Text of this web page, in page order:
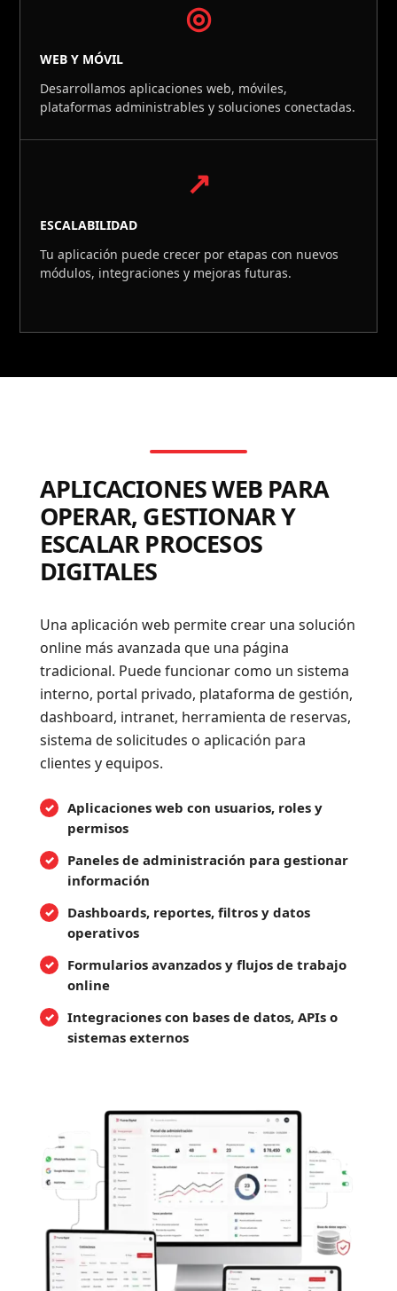
◎
WEB Y MÓVIL
Desarrollamos aplicaciones web, móviles,
plataformas administrables y soluciones conectadas.
↗
ESCALABILIDAD
Tu aplicación puede crecer por etapas con nuevos
módulos, integraciones y mejoras futuras.
APLICACIONES WEB PARA
OPERAR, GESTIONAR Y
ESCALAR PROCESOS
DIGITALES
Una aplicación web permite crear una solución
online más avanzada que una página
tradicional. Puede funcionar como un sistema
interno, portal privado, plataforma de gestión,
dashboard, intranet, herramienta de reservas,
sistema de solicitudes o aplicación para
clientes y equipos.
Aplicaciones web con usuarios, roles y
permisos
Paneles de administración para gestionar
información
Dashboards, reportes, filtros y datos
operativos
Formularios avanzados y flujos de trabajo
online
Integraciones con bases de datos, APIs o
sistemas externos